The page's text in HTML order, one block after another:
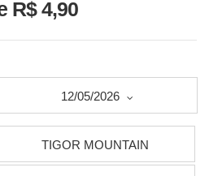
R$ 4,90
12/05/2026
TIGOR MOUNTAIN